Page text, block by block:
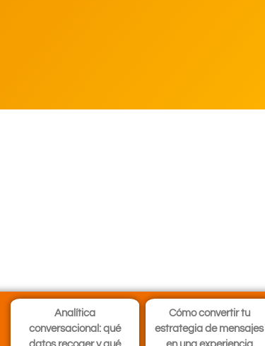
Analítica
conversacional: qué
Cómo convertir tu
estrategia de mensajes